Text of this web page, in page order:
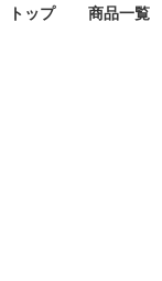
トップ 商品一覧